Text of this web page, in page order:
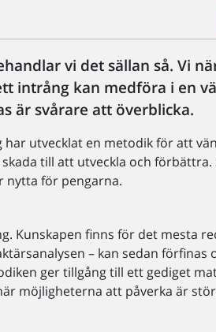
vi det sällan så. Vi
intrång kan medföra i en
är svårare att överblicka.
utvecklat en metodik för att
till att utveckla och
nytta för pengarna.
Kunskapen finns för det mesta
– kan sedan förfinas
ger tillgång till ett gediget
möjligheterna att påverka är